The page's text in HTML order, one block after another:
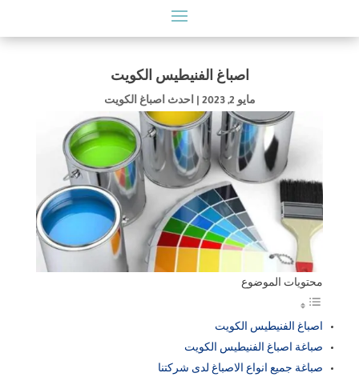
اصباغ الفنيطيس الكويت
مايو 2, 2023 احدث اصباغ الكويت
محتويات الموضوع
اصباغ الفنيطيس الكويت
صباغة اصباغ الفنيطيس الكويت
صباغة جميع انواع الاصباغ لدى شركتنا